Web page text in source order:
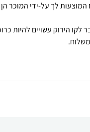
המוצעות לך על-ידי המוכר
לקו הירוק עשויים להיות